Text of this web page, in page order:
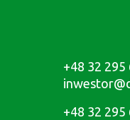
+48 32 295
+48 32 295